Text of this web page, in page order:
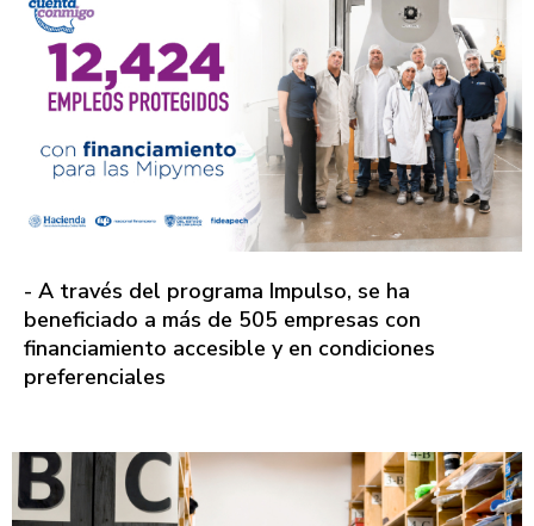
- A través del programa Impulso, se ha
beneficiado a más de 505 empresas con
financiamiento accesible y en condiciones
preferenciales